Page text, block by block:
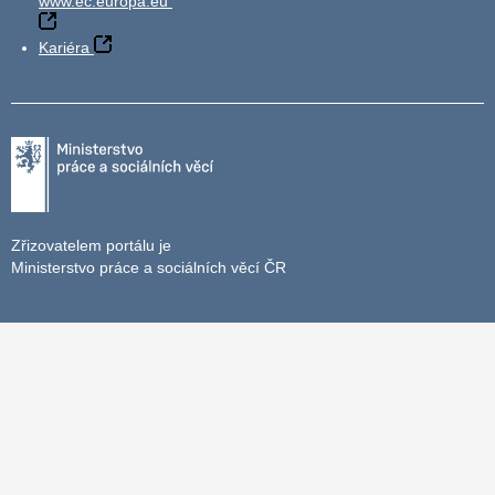
Kariéra
Zřizovatelem portálu je
Ministerstvo práce a sociálních věcí ČR